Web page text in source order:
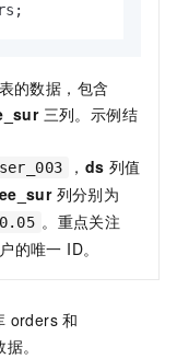
表的数据，包含
三列。示例结
， ds 列值
列分别为
。重点关注
的唯一 ID。
orders 和
。